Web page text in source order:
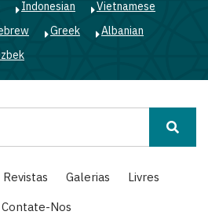
Indonesian
Vietnamese
Greek
Albanian
Revistas Galerias
Livres
Contate-Nos